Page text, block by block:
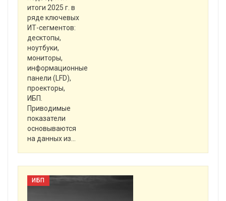
итоги 2025 г. в
ряде ключевых
ИТ-сегментов:
десктопы,
ноутбуки,
мониторы,
информационные
панели (LFD),
проекторы,
ИБП.
Приводимые
показатели
основываются
на данных из…
ИБП